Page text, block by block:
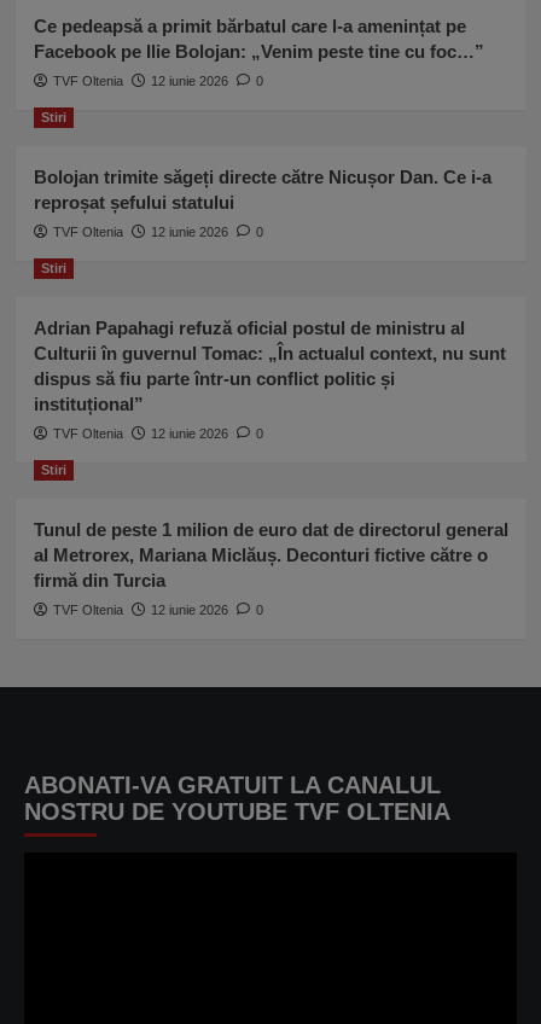
Ce pedeapsă a primit bărbatul care l-a amenințat pe
Facebook pe Ilie Bolojan: „Venim peste tine cu foc…”
TVF Oltenia 12 iunie 2026 0
Stiri
Bolojan trimite săgeți directe către Nicușor Dan. Ce i-a
reproșat șefului statului
TVF Oltenia 12 iunie 2026 0
Stiri
Adrian Papahagi refuză oficial postul de ministru al
Culturii în guvernul Tomac: „În actualul context, nu sunt
dispus să fiu parte într-un conflict politic și
instituțional”
TVF Oltenia 12 iunie 2026 0
Stiri
Tunul de peste 1 milion de euro dat de directorul general
al Metrorex, Mariana Miclăuș. Deconturi fictive către o
firmă din Turcia
TVF Oltenia 12 iunie 2026 0
ABONATI-VA GRATUIT LA CANALUL
NOSTRU DE YOUTUBE TVF OLTENIA